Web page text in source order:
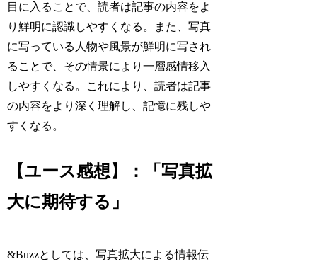
目に入ることで、読者は記事の内容をよ
り鮮明に認識しやすくなる。また、写真
に写っている人物や風景が鮮明に写され
ることで、その情景により一層感情移入
しやすくなる。これにより、読者は記事
の内容をより深く理解し、記憶に残しや
すくなる。
【ユース感想】：「写真拡
大に期待する」
&Buzzとしては、写真拡大による情報伝